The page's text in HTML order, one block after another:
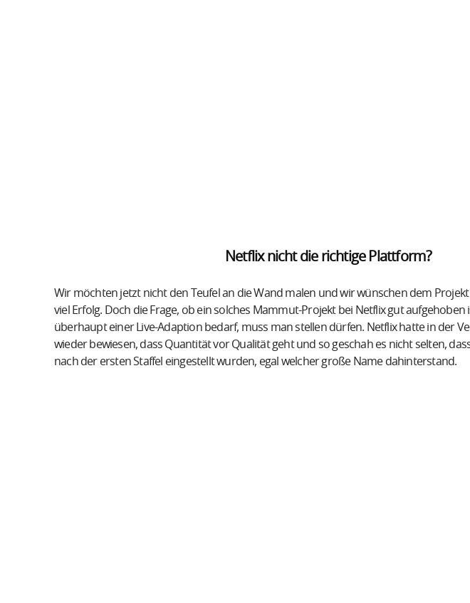
Netflix nicht die richtige Plattform?
Wir möchten jetzt nicht den Teufel an die Wand malen und wir wünschen dem
viel Erfolg. Doch die Frage, ob ein solches Mammut-Projekt bei Netflix gut aufgehoben
überhaupt einer Live-Adaption bedarf, muss man stellen dürfen. Netflix hatte in der
wieder bewiesen, dass Quantität vor Qualität geht und so geschah es nicht selten,
nach der ersten Staffel eingestellt wurden, egal welcher große Name dahinterstand.